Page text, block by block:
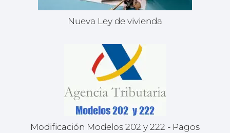
Nueva Ley de vivienda
Modificación Modelos 202 y 222 - Pagos